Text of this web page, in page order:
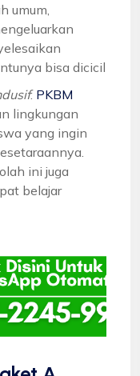
umum,
bisa dicicil
: PKBM
lingkungan
yang ingin
ini juga
belajar